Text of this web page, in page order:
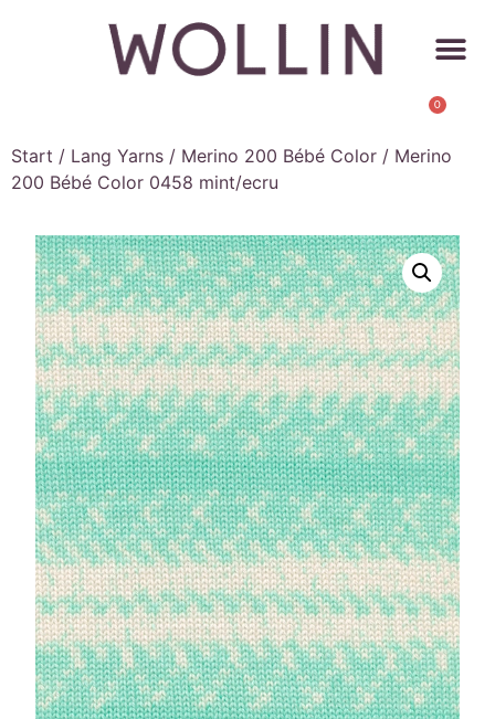
0
Start / Lang Yarns / Merino 200 Bébé Color / Merino
200 Bébé Color 0458 mint/ecru